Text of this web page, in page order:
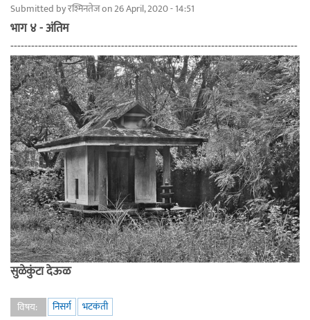
Submitted byरश्मिनतेजon 26 April, 2020 - 14:51
भाग ४ - अंतिम
-----------------------------------------------------------------------------------
सुळेकुंटा देऊळ
विषय: निसर्ग
भटकंती